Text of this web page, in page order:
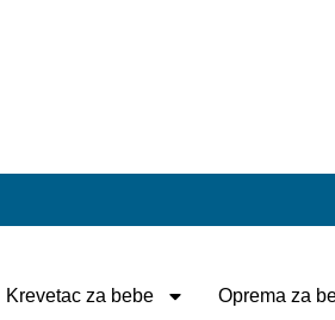
Krevetac za bebe Oprema za